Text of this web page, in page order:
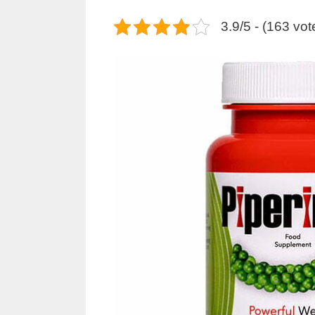
3.9/5 - (163